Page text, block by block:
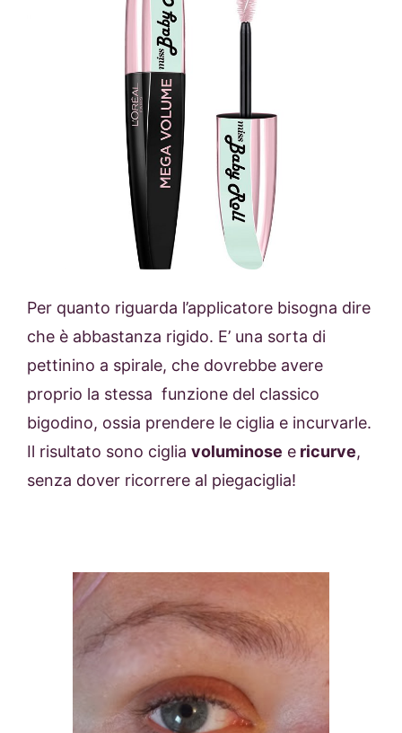
Per quanto riguarda l’applicatore bisogna dire
che è abbastanza rigido. E’ una sorta di
pettinino a spirale, che dovrebbe avere
proprio la stessa funzione del classico
bigodino, ossia prendere le ciglia e incurvarle.
Il risultato sono ciglia voluminose e ricurve,
senza dover ricorrere al piegaciglia!